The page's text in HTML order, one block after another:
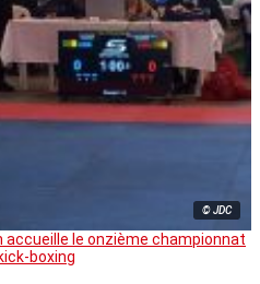
© JDC
accueille le onzième championnat
boxing